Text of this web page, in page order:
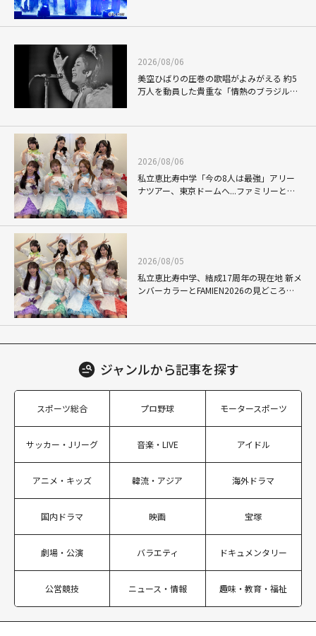
(C) CJ ENM Co., Ltd, All Rights Reserved
2026/08/06
美空ひばりの圧巻の歌唱がよみがえる 約5
万人を動員した貴重な「情熱のブラジル公
2026/08/06
私立恵比寿中学「今の8人は最強」アリー
ナツアー、東京ドームへ...ファミリーと目
2026/08/05
私立恵比寿中学、結成17周年の現在地 新メ
ンバーカラーとFAMIEN2026の見どころを
ジャンルから記事を探す
スポーツ総合 プロ野球 モータースポーツ
サッカー・Jリーグ 音楽・LIVE アイドル
アニメ・キッズ 韓流・アジア 海外ドラマ
国内ドラマ 映画 宝塚
劇場・公演 バラエティ ドキュメンタリー
公営競技 ニュース・情報 趣味・教育・福祉